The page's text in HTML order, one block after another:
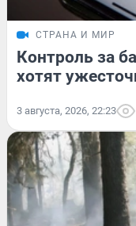
СТРАНА И МИР
Контроль за
хотят
3 августа, 2026, 22:23